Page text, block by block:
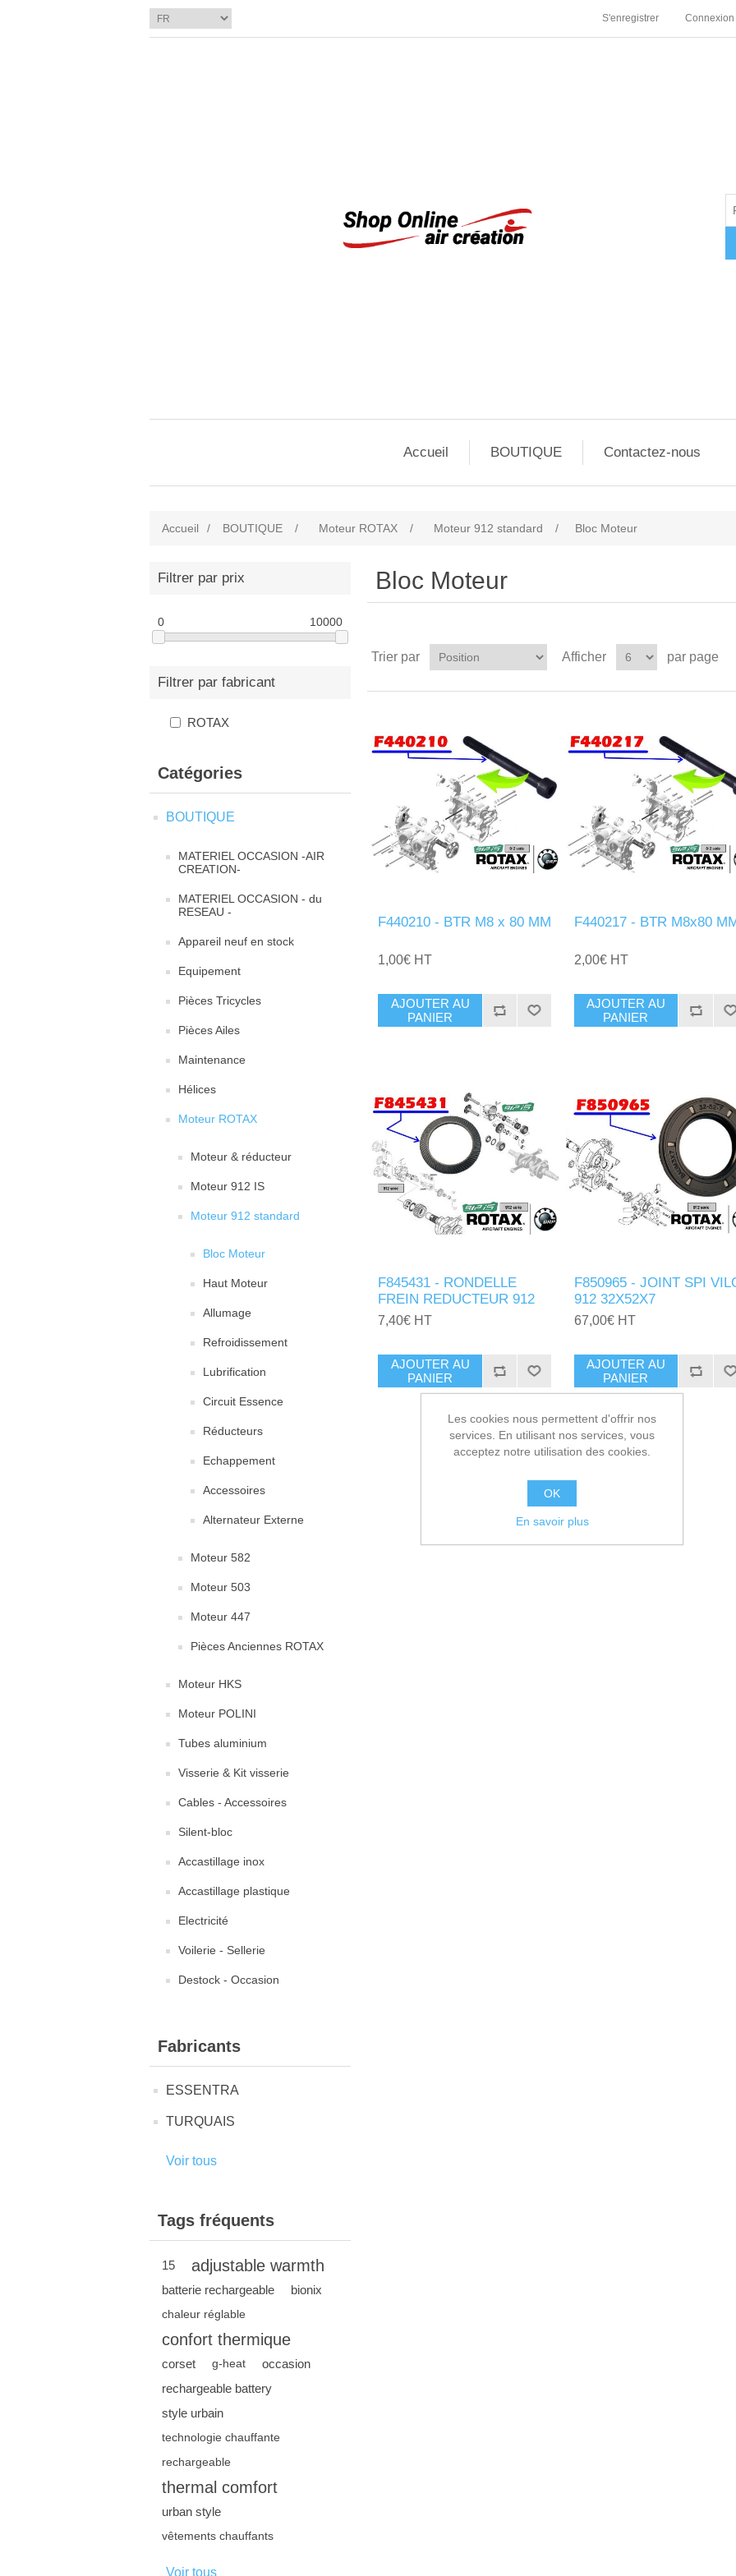
S'enregistrer Connexion
Accueil BOUTIQUE Contactez-nous
Accueil / BOUTIQUE / Moteur ROTAX / Moteur 912 standard / Bloc Moteur
Filtrer par prix
0 10000
Filtrer par fabricant
ROTAX
Catégories
BOUTIQUE
MATERIEL OCCASION -AIR
CREATION-
MATERIEL OCCASION - du
RESEAU -
Appareil neuf en stock
Equipement
Pièces Tricycles
Pièces Ailes
Maintenance
Hélices
Moteur ROTAX
Moteur & réducteur
Moteur 912 IS
Moteur 912 standard
Bloc Moteur
Haut Moteur
Allumage
Refroidissement
Lubrification
Circuit Essence
Réducteurs
Echappement
Accessoires
Alternateur Externe
Moteur 582
Moteur 503
Moteur 447
Pièces Anciennes ROTAX
Moteur HKS
Moteur POLINI
Tubes aluminium
Visserie & Kit visserie
Cables - Accessoires
Silent-bloc
Accastillage inox
Accastillage plastique
Electricité
Voilerie - Sellerie
Destock - Occasion
Fabricants
ESSENTRA
TURQUAIS
Voir tous
Tags fréquents
15 adjustable warmth
batterie rechargeable bionix
chaleur réglable
confort thermique
corset g-heat
occasion
rechargeable battery
style urbain
technologie chauffante
rechargeable
thermal comfort
urban style
vêtements chauffants
Voir tous
Bloc Moteur
Trier par Afficher par page
F440210 - BTR M8 x 80 MM
1,00€ HT
AJOUTER AU
PANIER
F440217 - BTR M8x80
2,00€ HT
AJOUTER AU
PANIER
F845431 - RONDELLE
FREIN REDUCTEUR 912
7,40€ HT
AJOUTER AU
PANIER
F850965 - JOINT SPI
912 32X52X7
67,00€ HT
AJOUTER AU
PANIER
Les cookies nous permettent d'offrir nos
services. En utilisant nos services, vous
acceptez notre utilisation des cookies.
OK
En savoir plus